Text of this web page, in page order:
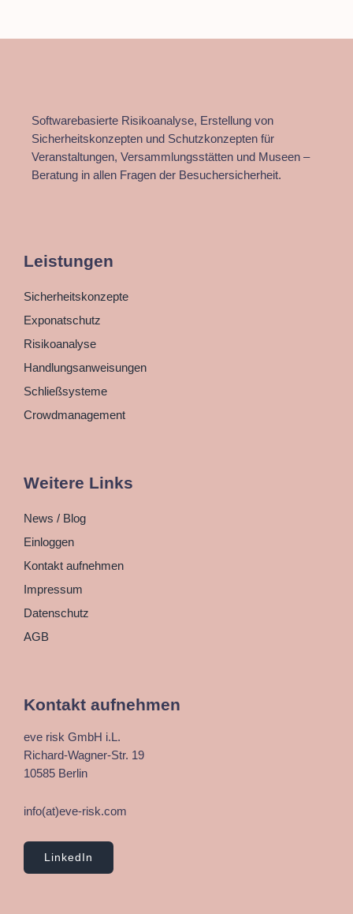
Softwarebasierte Risikoanalyse, Erstellung von
Sicherheitskonzepten und Schutzkonzepten für
Veranstaltungen, Versammlungsstätten und Museen –
Beratung in allen Fragen der Besuchersicherheit.
Leistungen
Sicherheitskonzepte
Exponatschutz
Risikoanalyse
Handlungsanweisungen
Schließsysteme
Crowdmanagement
Weitere Links
News / Blog
Einloggen
Kontakt aufnehmen
Impressum
Datenschutz
AGB
Kontakt aufnehmen
eve risk GmbH i.L.
Richard-Wagner-Str. 19
10585 Berlin
info(at)eve-risk.com
LinkedIn